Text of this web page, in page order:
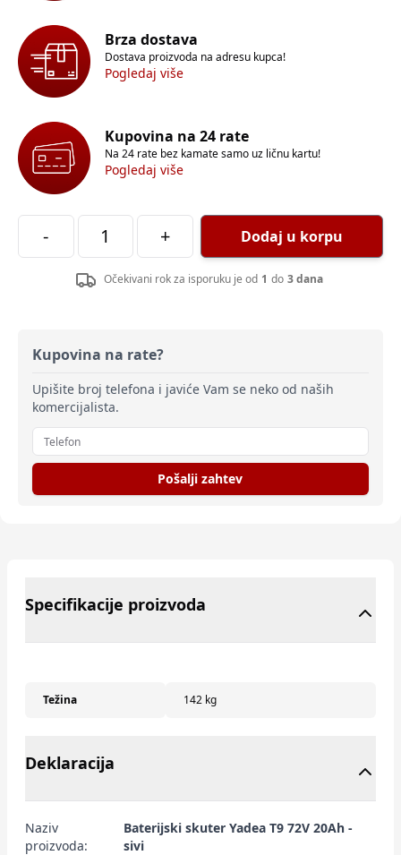
Brza dostava
Dostava proizvoda na adresu kupca!
Pogledaj više
Kupovina na 24 rate
Na 24 rate bez kamate samo uz ličnu kartu!
Pogledaj više
- + Dodaj u korpu
Očekivani rok za isporuku je od 1 do 3 dana
Kupovina na rate?
Upišite broj telefona i javiće Vam se neko od naših
komercijalista.
Pošalji zahtev
Specifikacije proizvoda
Težina 142 kg
Deklaracija
Naziv
proizvoda:
Baterijski skuter Yadea T9 72V 20Ah -
sivi